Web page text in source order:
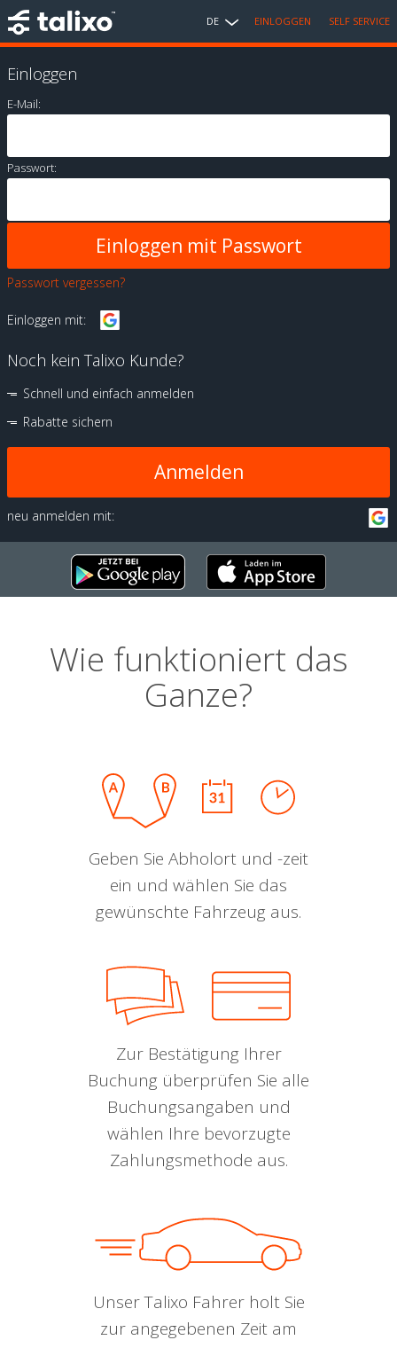
DE EINLOGGEN SELF SERVICE
Einloggen
E-Mail:
Passwort:
Passwort vergessen?
Einloggen mit:
Noch kein Talixo Kunde?
Schnell und einfach anmelden
Rabatte sichern
Anmelden
neu anmelden mit:
Wie funktioniert das
Ganze?
Geben Sie Abholort und -zeit
ein und wählen Sie das
gewünschte Fahrzeug aus.
Zur Bestätigung Ihrer
Buchung überprüfen Sie alle
Buchungsangaben und
wählen Ihre bevorzugte
Zahlungsmethode aus.
Unser Talixo Fahrer holt Sie
zur angegebenen Zeit am